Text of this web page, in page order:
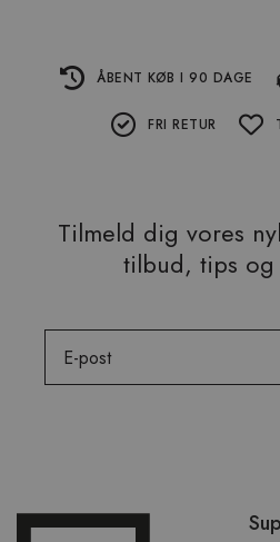
ÅBENT KØB I 90 DAGE
FRI RETUR
Tilmeld dig vores
tilbud, tips og
over